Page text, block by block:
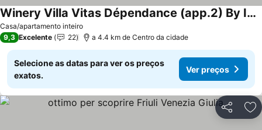
Casa/apartamento inteiro
Winery Villa Vitas Dépendance (app.2) By Interhome
Ver preços
9,3 Excelente 22 a 4.4 km de Centro da cidade
Selecione as datas para ver os preços
exatos.
Ver preços
Partilhar